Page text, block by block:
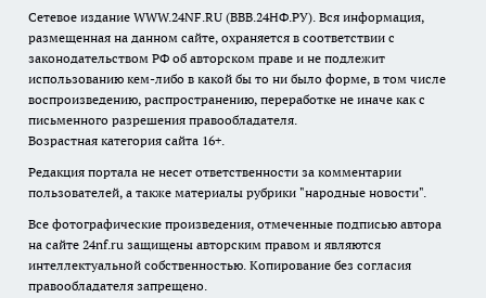
Сетевое издание WWW.24NF.RU (ВВВ.24НФ.РУ). Вся информация,
размещенная на данном сайте, охраняется в соответствии с
законодательством РФ об авторском праве и не подлежит
использованию кем-либо в какой бы то ни было форме, в том числе
воспроизведению, распространению, переработке не иначе как с
письменного разрешения правообладателя.
Возрастная категория сайта 16+.
Редакция портала не несет ответственности за комментарии
пользователей, а также материалы рубрики "народные новости".
Все фотографические произведения, отмеченные подписью автора
на сайте 24nf.ru защищены авторским правом и являются
интеллектуальной собственностью. Копирование без согласия
правообладателя запрещено.